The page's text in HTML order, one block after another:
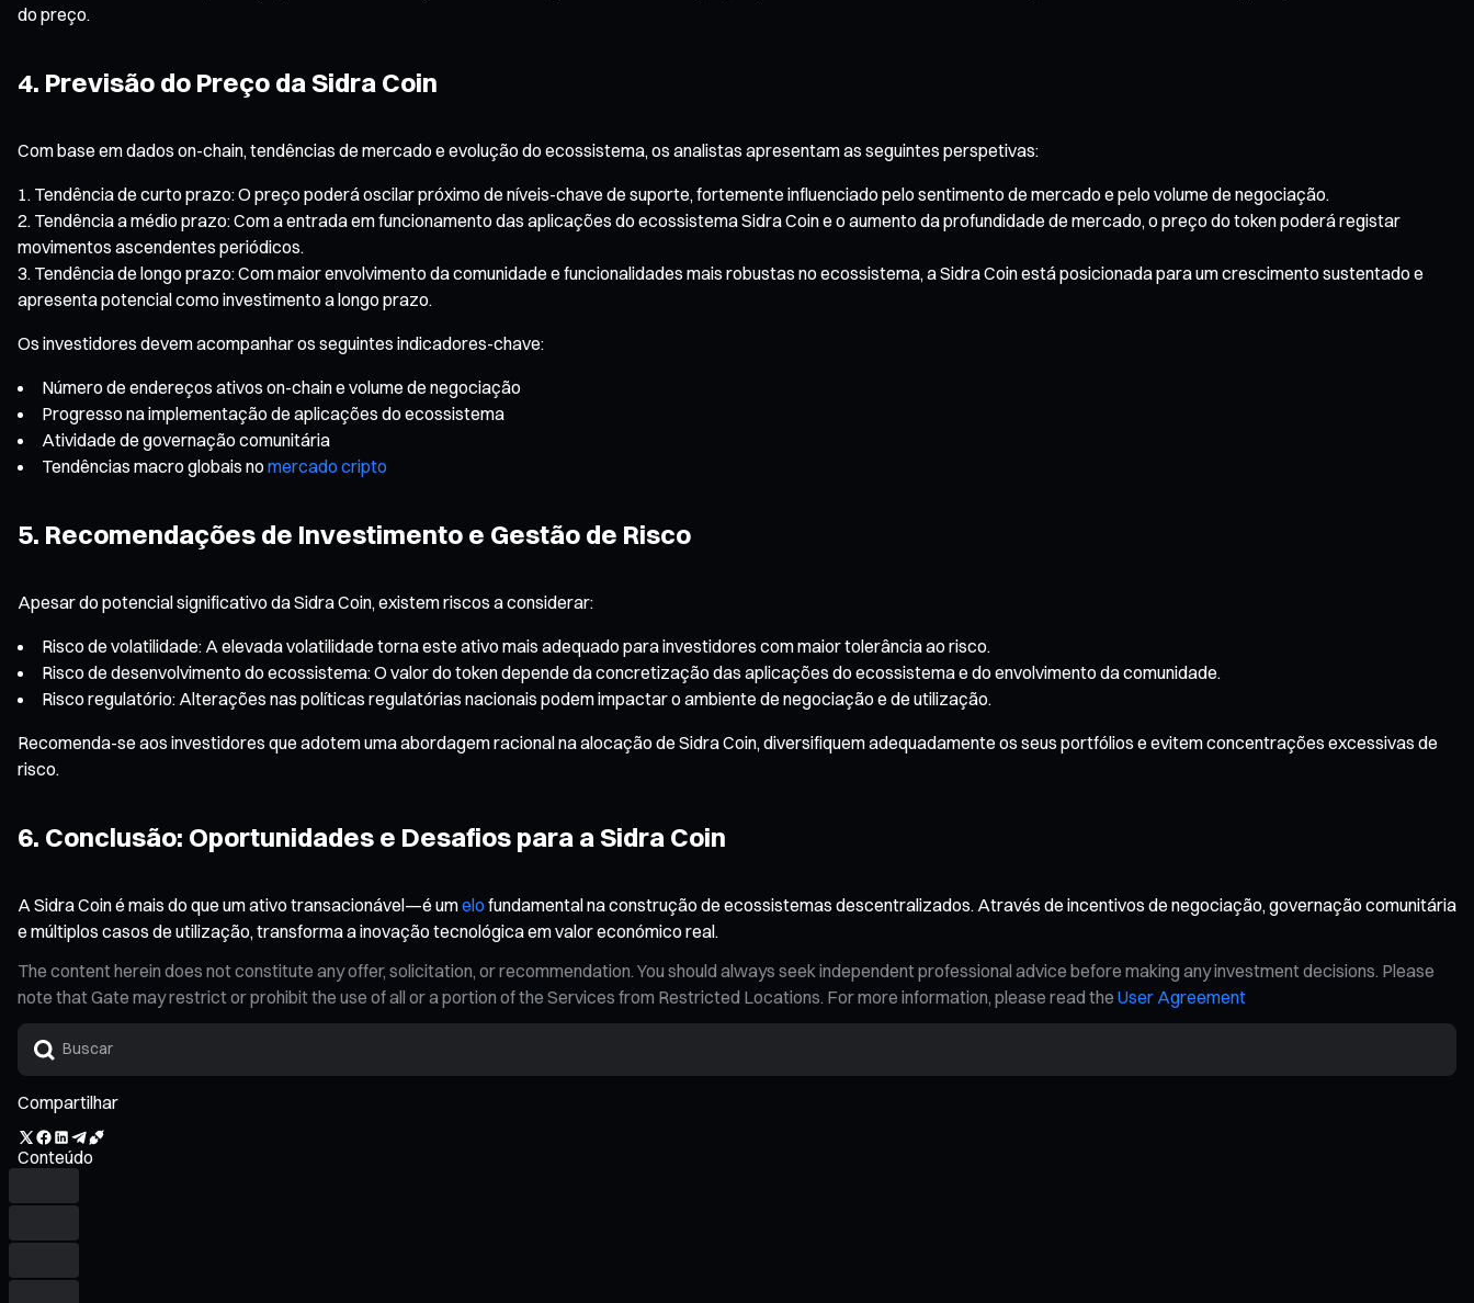
do preço.
4. Previsão do Preço da Sidra Coin
Com base em dados on-chain, tendências de mercado e evolução do ecossistema, os analistas apresentam as seguintes perspetivas:
Tendência de curto prazo: O preço poderá oscilar próximo de níveis-chave de suporte, fortemente influenciado pelo sentimento de mercado e pelo volume de negociação.
Tendência a médio prazo: Com a entrada em funcionamento das aplicações do ecossistema Sidra Coin e o aumento da profundidade de mercado, o preço do token poderá registar
movimentos ascendentes periódicos.
Tendência de longo prazo: Com maior envolvimento da comunidade e funcionalidades mais robustas no ecossistema, a Sidra Coin está posicionada para um crescimento sustentado e
apresenta potencial como investimento a longo prazo.
Os investidores devem acompanhar os seguintes indicadores-chave:
Número de endereços ativos on-chain e volume de negociação
Progresso na implementação de aplicações do ecossistema
Atividade de governação comunitária
Tendências macro globais nomercado cripto
5. Recomendações de Investimento e Gestão de Risco
Apesar do potencial significativo da Sidra Coin, existem riscos a considerar:
Risco de volatilidade: A elevada volatilidade torna este ativo mais adequado para investidores com maior tolerância ao risco.
Risco de desenvolvimento do ecossistema: O valor do token depende da concretização das aplicações do ecossistema e do envolvimento da comunidade.
Risco regulatório: Alterações nas políticas regulatórias nacionais podem impactar o ambiente de negociação e de utilização.
Recomenda-se aos investidores que adotem uma abordagem racional na alocação de Sidra Coin, diversifiquem adequadamente os seus portfólios e evitem concentrações excessivas de
risco.
6. Conclusão: Oportunidades e Desafios para a Sidra Coin
A Sidra Coin é mais do que um ativo transacionável—é umelofundamental na construção de ecossistemas descentralizados. Através de incentivos de negociação, governação comunitária
e múltiplos casos de utilização, transforma a inovação tecnológica em valor económico real.
The content herein does not constitute any offer, solicitation, or recommendation. You should always seek independent professional advice before making any investment decisions. Please
note that Gate may restrict or prohibit the use of all or a portion of the Services from Restricted Locations. For more information, please read the User Agreement
Compartilhar
Conteúdo